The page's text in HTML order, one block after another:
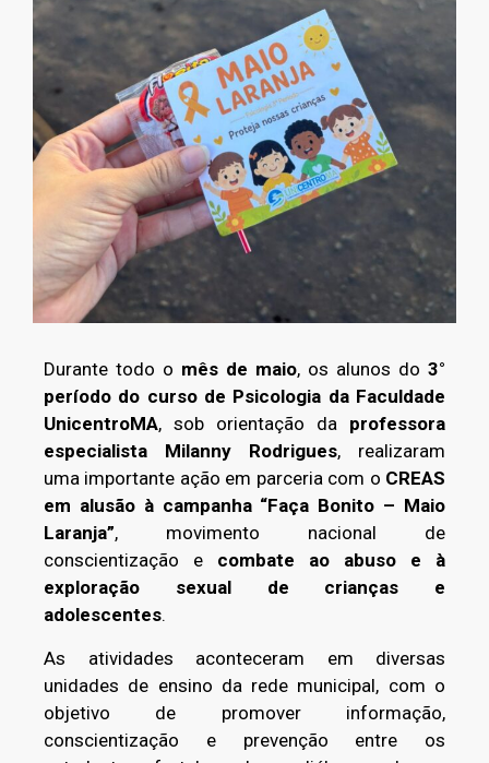
Durante todo o mês de maio, os alunos do 3°
período do curso de Psicologia da Faculdade
UnicentroMA, sob orientação da professora
especialista Milanny Rodrigues, realizaram
uma importante ação em parceria com o CREAS
em alusão à campanha “Faça Bonito – Maio
Laranja”, movimento nacional de
conscientização e combate ao abuso e à
exploração sexual de crianças e
adolescentes.
As atividades aconteceram em diversas
unidades de ensino da rede municipal, com o
objetivo de promover informação,
conscientização e prevenção entre os